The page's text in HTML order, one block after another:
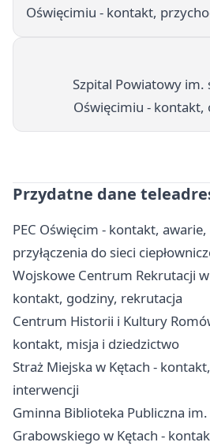
Oświęcimiu - kontakt,
Szpital Powiatowy im.
Oświęcimiu - kontakt,
Przydatne dane
PEC Oświęcim - kontakt,
przyłączenia do sieci
Wojskowe Centrum Rekrutacji
kontakt, godziny, rekrutacja
Centrum Historii i Kultury
kontakt, misja i dziedzictwo
Straż Miejska w Kętach -
interwencji
Gminna Biblioteka Publiczna
Grabowskiego w Kętach -